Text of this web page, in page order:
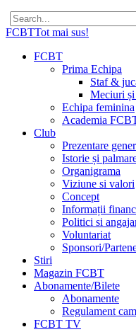
FCBTTot mai sus!
FCBT
Prima Echipa
Staf &
Meciuri și
Echipa feminina
Academia
Club
Prezentare
Istorie și
Organigrama
Viziune si valori
Concept
Informații
Politici si
Voluntariat
Sponsori/
Stiri
Magazin FCBT
Abonamente/Bilete
Abonamente
Regulament
FCBT TV